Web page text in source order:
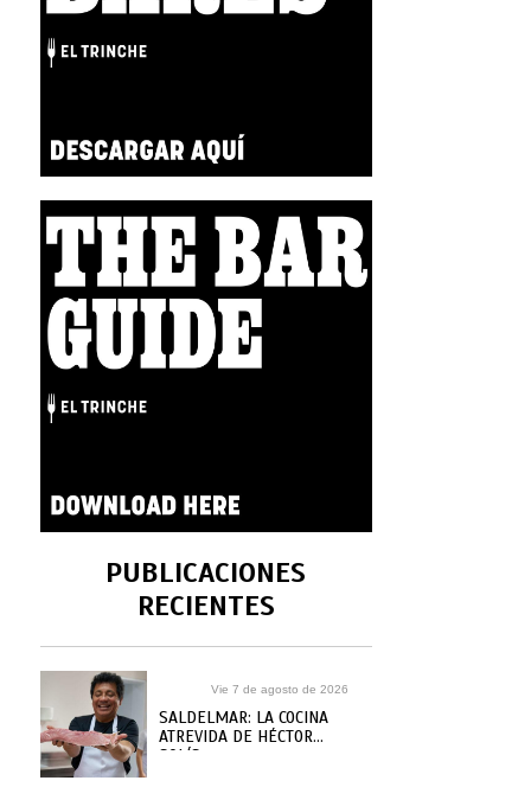
PUBLICACIONES
RECIENTES
Vie 7 de agosto de 2026
SALDELMAR: LA COCINA
ATREVIDA DE HÉCTOR
SOLÍS